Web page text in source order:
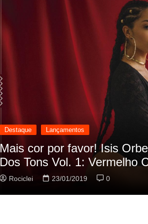
Destaque Lançamentos
Rashid vai buscar nos HQs
sua nova música
Rociclei 22/01/2019 0